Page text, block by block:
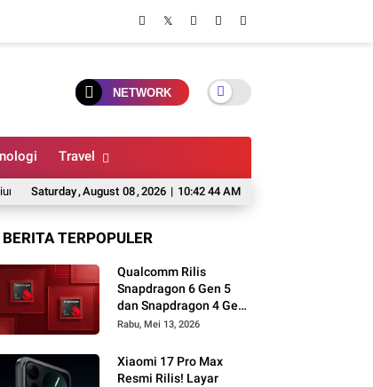
NETWORK
Travel
Saturday,August 08,2026 | 10:42 45 AM
dan Harga Sembakonya Pemkot Madiun Buka Seleksi 4
BERITA TERPOPULER
Qualcomm Rilis
Snapdragon 6 Gen 5
dan Snapdragon 4 Gen
5, Performa Ponsel
Range Makin Ngebut
Rabu, Mei 13, 2026
Xiaomi 17 Pro Max
Resmi Rilis! Layar